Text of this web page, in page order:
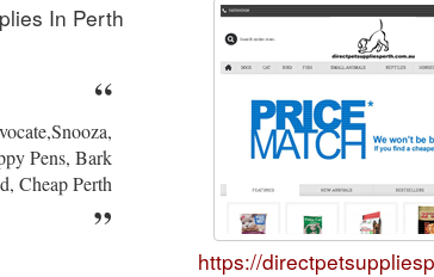
In Perth
Pens, Bark
Perth...
https://